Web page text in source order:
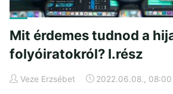
Mit érdemes tudnod a
folyóiratokról? I.rész
Veze Erzsébet 2022.06.08., 08:00